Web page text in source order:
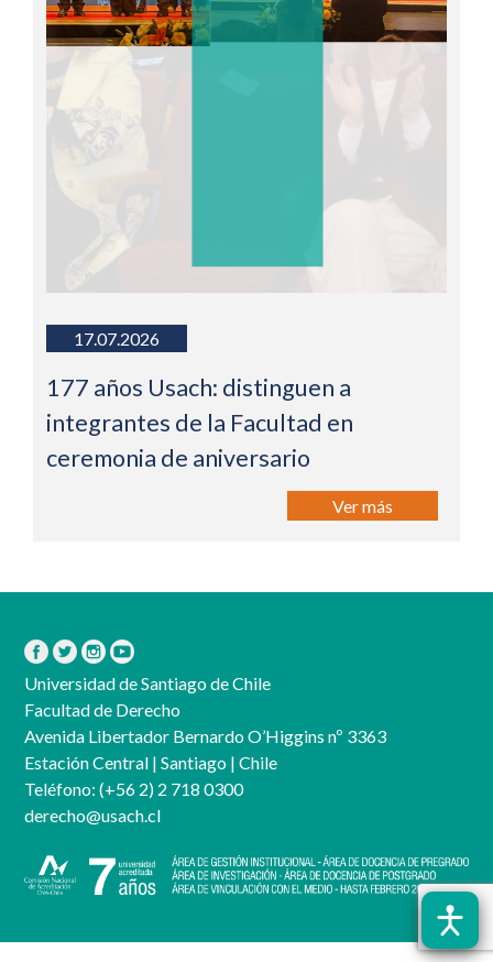
17.07.2026
177 años Usach: distinguen a
integrantes de la Facultad en
ceremonia de aniversario
Ver más
Universidad de Santiago de Chile
Facultad de Derecho
Avenida Libertador Bernardo O’Higgins nº 3363
Estación Central | Santiago | Chile
Teléfono: (+56 2) 2 718 0300
derecho@usach.cl